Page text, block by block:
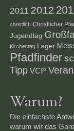
2011 2012
christlich Christlicher
Jugendtag
Kirchentag Lager
Pfadfinder
Tipp VCP
Warum?
Die einfachste
warum wir das